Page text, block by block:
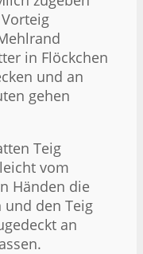
in Flöckchen
und an
gehen
Teig
vom
Händen die
den Teig
an